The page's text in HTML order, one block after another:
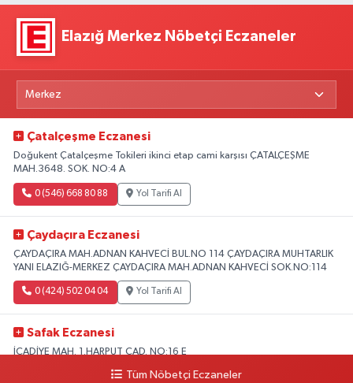
Elazığ Merkez Nöbetçi Eczaneler
Çatalçeşme Eczanesi
Doğukent Çatalçeşme Tokileri ikinci etap cami karşısı ÇATALÇEŞME
MAH.3648. SOK. NO:4 A
0 (546) 668 80 88 Yol Tarifi Al
Çaydaçıra Eczanesi
ÇAYDAÇIRA MAH.ADNAN KAHVECİ BUL.NO 114 ÇAYDAÇIRA MUHTARLIK
YANI ELAZIĞ-MERKEZ ÇAYDAÇIRA MAH.ADNAN KAHVECİ SOK.NO:114
0 (424) 502 04 04 Yol Tarifi Al
Safak Eczanesi
İCADİYE MAH. 1.HARPUT CAD. NO:16 E
Yol Tarifi Al
Tüm Nöbetçi Eczaneler